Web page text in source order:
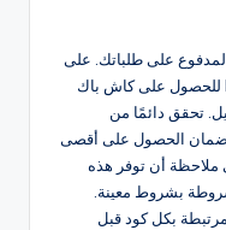
على طلباتك. على
سبيل المثال، يمكنك استخدام كود RM15 للحصول على كاش باك
تحقق دائمًا من
لضمان الحصول على أقصى
أن توفر هذه
بشروط معينة.
بكل كود قبل